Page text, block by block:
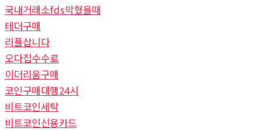
국내거래소fds막혔을때
테더구매
리플삽니다
오다집수수료
이더리움구매
코인구매대행24시
비트코인세탁
비트코인신용카드